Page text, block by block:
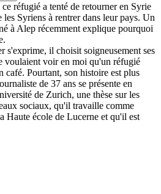
réfugié a tenté de retourner en Syrie
Syriens à rentrer dans leur pays. Un
à Alep récemment explique pourquoi
s'exprime, il choisit soigneusement ses
voulaient voir en moi qu'un réfugié
café. Pourtant, son histoire est plus
de 37 ans se présente en
de Zurich, une thèse sur les
sociaux, qu'il travaille comme
Haute école de Lucerne et qu'il est